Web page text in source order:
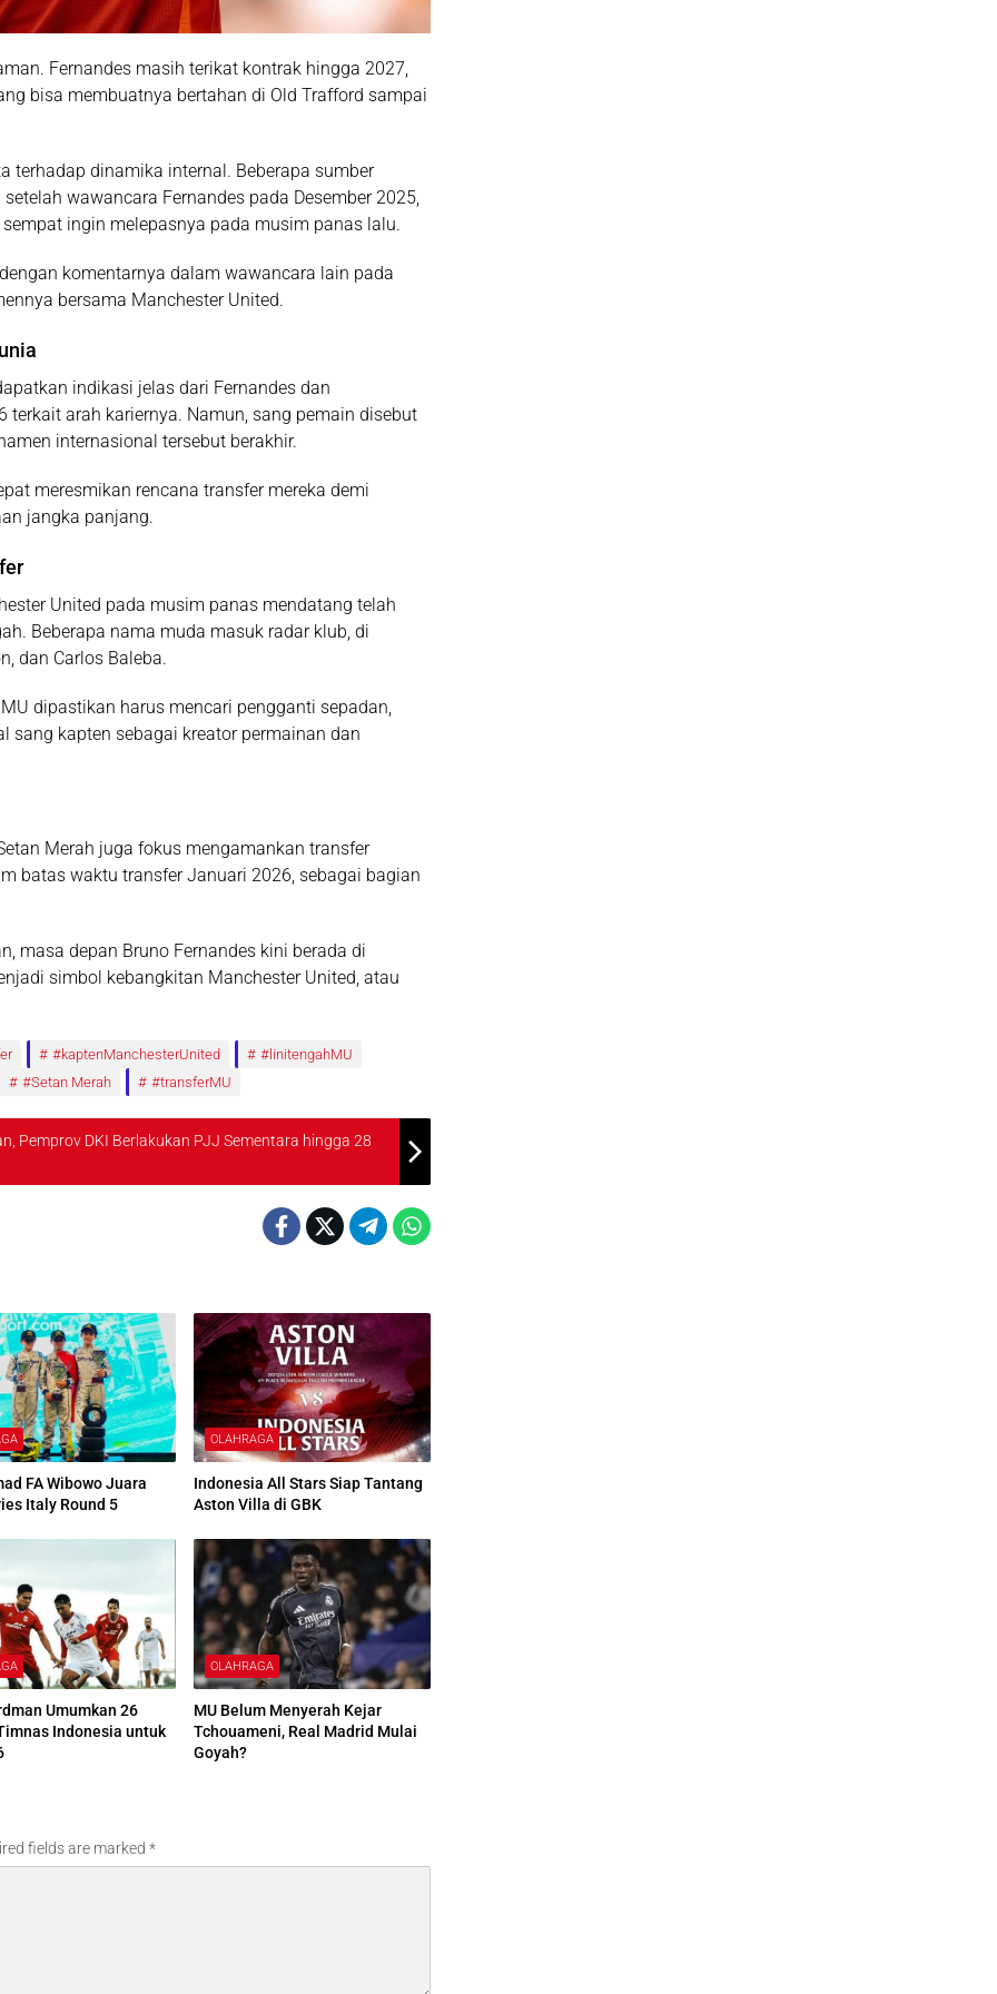
Fernandes masih terikat kontrak hingga 2027,
bisa membuatnya bertahan di Old Trafford sampai
terhadap dinamika internal. Beberapa sumber
wawancara Fernandes pada Desember 2025,
ingin melepasnya pada musim panas lalu.
komentarnya dalam wawancara lain pada
bersama Manchester United.
indikasi jelas dari Fernandes dan
terkait arah kariernya. Namun, sang pemain disebut
internasional tersebut berakhir.
meresmikan rencana transfer mereka demi
jangka panjang.
United pada musim panas mendatang telah
. Beberapa nama muda masuk radar klub, di
, dan Carlos Baleba.
dipastikan harus mencari pengganti sepadan,
sang kapten sebagai kreator permainan dan
Merah juga fokus mengamankan transfer
batas waktu transfer Januari 2026, sebagai bagian
masa depan Bruno Fernandes kini berada di
simbol kebangkitan Manchester United, atau
#kaptenManchesterUnited
#linitengahMU
#Setan Merah
#transferMU
Pemprov DKI Berlakukan PJJ Sementara hingga 28
FA Wibowo Juara
Italy Round 5
OLAHRAGA
Indonesia All Stars Siap Tantang
Aston Villa di GBK
Umumkan 26
Indonesia untuk
OLAHRAGA
MU Belum Menyerah Kejar
Tchouameni, Real Madrid Mulai
Goyah?
fields are marked *